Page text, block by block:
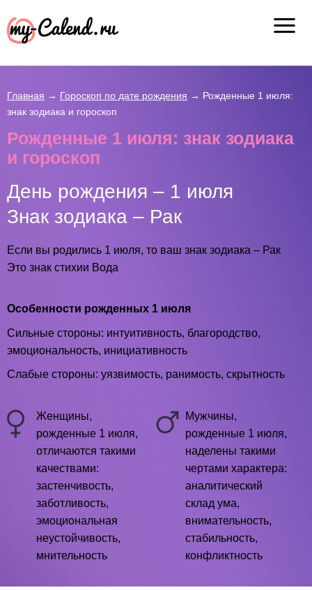
Главная → Гороскоп по дате рождения → Рожденные 1 июля:
знак зодиака и гороскоп
Рожденные 1 июля: знак зодиака
и гороскоп
День рождения – 1 июля
Знак зодиака – Рак
Если вы родились 1 июля, то ваш знак зодиака – Рак
Это знак стихии Вода
Особенности рожденных 1 июля
Сильные стороны: интуитивность, благородство,
эмоциональность, инициативность
Слабые стороны: уязвимость, ранимость, скрытность
Женщины,
рожденные 1 июля,
отличаются такими
качествами:
застенчивость,
заботливость,
эмоциональная
неустойчивость,
мнительность
Мужчины,
рожденные 1 июля,
наделены такими
чертами характера:
аналитический
склад ума,
внимательность,
стабильность,
конфликтность